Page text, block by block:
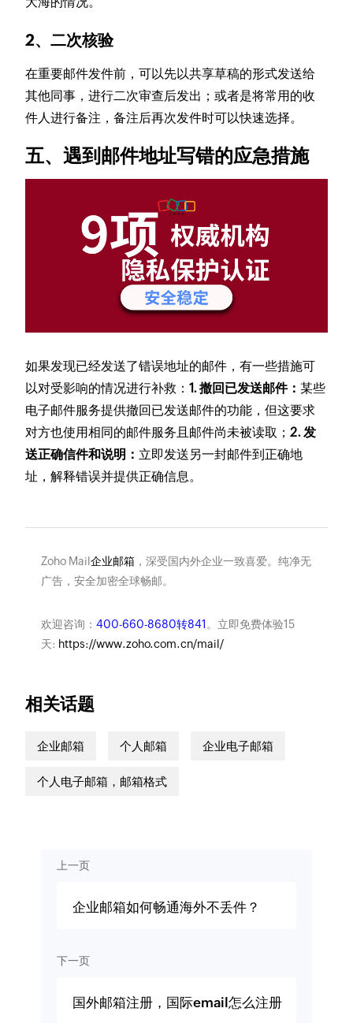
2、二次核验
在重要邮件发件前，可以先以共享草稿的形式发送给
其他同事，进行二次审查后发出；或者是将常用的收
件人进行备注，备注后再次发件时可以快速选择。
五、遇到邮件地址写错的应急措施
如果发现已经发送了错误地址的邮件，有一些措施可
以对受影响的情况进行补救：1. 撤回已发送邮件：某些
电子邮件服务提供撤回已发送邮件的功能，但这要求
对方也使用相同的邮件服务且邮件尚未被读取；2. 发
送正确信件和说明： 立即发送另一封邮件到正确地
址，解释错误并提供正确信息。
Zoho Mail企业邮箱，深受国内外企业一致喜爱。纯净无
广告，安全加密全球畅邮。
欢迎咨询： 400-660-8680转841 。立即免费体验15
天: https://www.zoho.com.cn/mail/
相关话题
企业邮箱 个人邮箱 企业电子邮箱
个人电子邮箱，邮箱格式
上一页
企业邮箱如何畅通海外不丢件？
下一页
国外邮箱注册，国际email怎么注册